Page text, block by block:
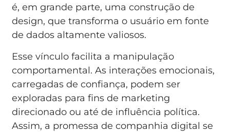
é, em grande parte, uma construção de
design, que transforma o usuário em fonte
de dados altamente valiosos.
Esse vínculo facilita a manipulação
comportamental. As interações emocionais,
carregadas de confiança, podem ser
exploradas para fins de marketing
direcionado ou até de influência política.
Assim, a promessa de companhia digital se